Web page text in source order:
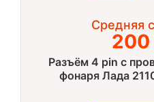
Средняя
200
Разъём 4 pin с
фонаря Лада